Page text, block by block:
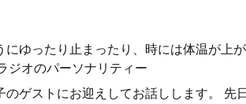
ゆったり止まったり、時には体温が上
オのパーソナリティー
のゲストにお迎えしてお話しします。 先